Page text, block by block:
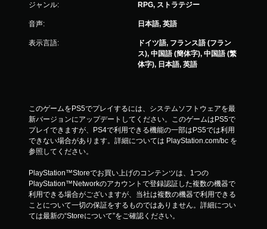
ジャンル: RPG, ストラテジー
音声: 日本語, 英語
表示言語:
ドイツ語, フランス語 (フラン
ス), 中国語 (簡体字), 中国語 (繁
体字), 日本語, 英語
このゲームをPS5でプレイするには、システムソフトウェアを最
新バージョンにアップデートしてください。このゲームはPS5で
プレイできますが、PS4で利用できる機能の一部はPS5では利用
できない場合があります。詳細については PlayStation.com/bc を
参照してください。
PlayStation™Storeでお買い上げのコンテンツは、1つの
PlayStation™Networkのアカウントで登録認証した複数の機器で
利用できる場合がございますが、当社は複数の機器で利用できる
ことについて一切の保証をするものではありません。詳細につい
ては最新の“Storeについて”をご確認ください。